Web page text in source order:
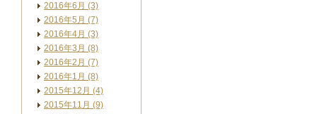
2016年6月 (3)
2016年5月 (7)
2016年4月 (3)
2016年3月 (8)
2016年2月 (7)
2016年1月 (8)
2015年12月 (4)
2015年11月 (9)